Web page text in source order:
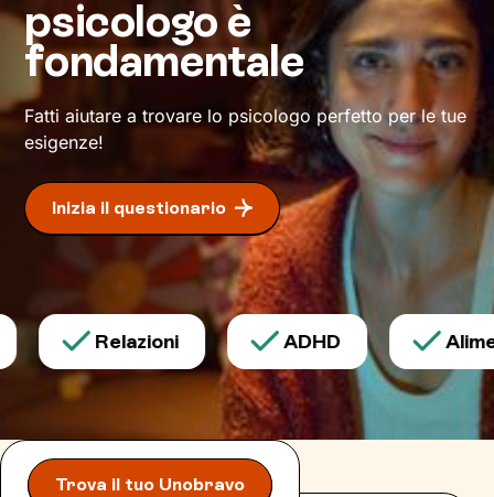
presente in maniera più soddisfacente e serena.
Daremo il via a uncamminoche ti condurrà su
strade mai percorse prima, verso il benessere
che desideri.
psicologo è
fondamentale
Fatti aiutare a trovare lo psicologo perfetto per le tue
esigenze!
Inizia il questionario
Relazioni ADHD
Trova il tuo Unobravo